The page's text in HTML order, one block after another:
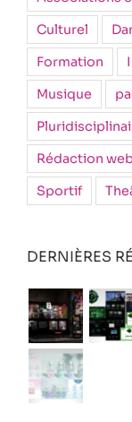
Culturel
Formation
Musique
Rédaction
Sportif
DERNIÈRES